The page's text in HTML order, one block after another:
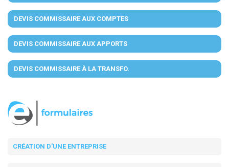
DEVIS COMMISSAIRE AUX COMPTES
DEVIS COMMISSAIRE AUX APPORTS
DEVIS COMMISSAIRE À LA TRANSFO.
CRÉATION D'UNE ENTREPRISE